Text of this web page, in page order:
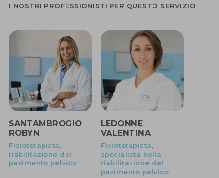
I NOSTRI PROFESSIONISTI PER QUESTO SERVIZIO
SANTAMBROGIO
ROBYN
Fisioterapista,
riabilitazione del
pavimento pelvico
LEDONNE
VALENTINA
Fisioterapista,
specialista nella
riabilitazione del
pavimento pelvico